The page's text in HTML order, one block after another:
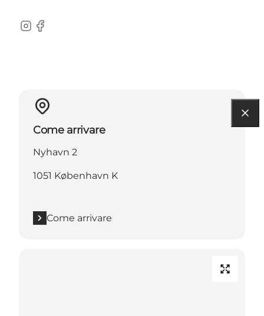
Instagram
Facebook
Come arrivare
Nyhavn 2
1051 København K
Come arrivare